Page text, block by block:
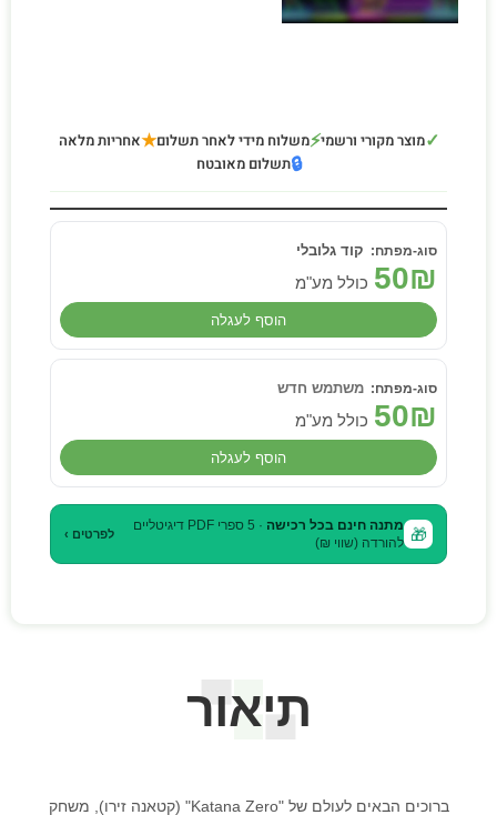
✓מוצר מקורי ורשמי⚡משלוח מידי לאחר תשלום★אחריות מלאה
🔒תשלום מאובטח
קוד גלובלי
50₪ כולל מע"מ
הוסף לעגלה
משתמש חדש
50₪ כולל מע"מ
הוסף לעגלה
🎁 מתנה חינם בכל רכישה
· 5 ספרי PDF דיגיטליים
להורדה (שווי ₪)
לפרטים ›
תיאור
ברוכים הבאים לעולם של "Katana Zero" (קטאנה זירו), משחק